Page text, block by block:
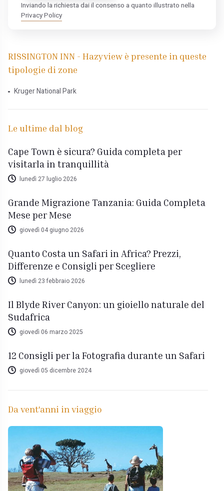
Inviando la richiesta dai il consenso a quanto illustrato nella
Privacy Policy
RISSINGTON INN - Hazyview è presente in queste
tipologie di zone
Kruger National Park
Le ultime dal blog
Cape Town è sicura? Guida completa per
visitarla in tranquillità
lunedì 27 luglio 2026
Grande Migrazione Tanzania: Guida Completa
Mese per Mese
giovedì 04 giugno 2026
Quanto Costa un Safari in Africa? Prezzi,
Differenze e Consigli per Scegliere
lunedì 23 febbraio 2026
Il Blyde River Canyon: un gioiello naturale del
Sudafrica
giovedì 06 marzo 2025
12 Consigli per la Fotografia durante un Safari
giovedì 05 dicembre 2024
Da vent'anni in viaggio